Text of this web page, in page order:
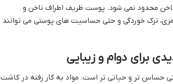
محدود نمی شود. پوست ظریف اطراف ناخن و
ترک خوردگی و حتی حساسیت های پوستی می توانند
برای دوام و زیبایی
حساس تر و حیاتی تر است. مواد به کار رفته در کاشت